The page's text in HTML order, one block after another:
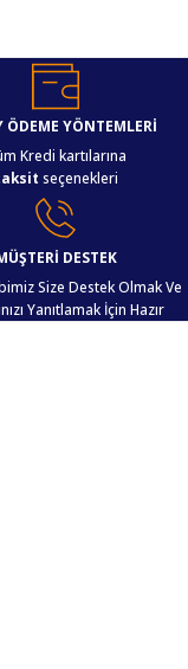
ÖDEME YÖNTEMLERİ
Kredi kartılarına
seçenekleri
DESTEK
Size Destek Olmak Ve
Yanıtlamak İçin Hazır